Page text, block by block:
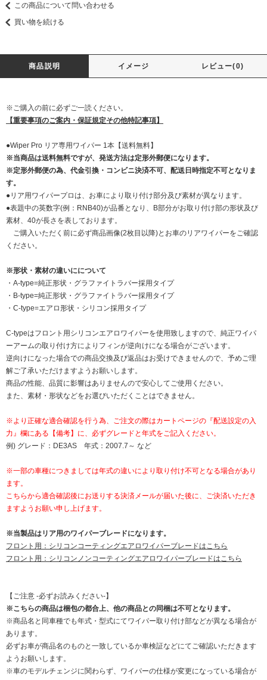
この商品について問い合わせる
買い物を続ける
商品説明 イメージ レビュー(0)
※ご購入の前に必ずご一読ください。
【重要事項のご案内・保証規定その他特記事項】
●Wiper Pro リア専用ワイパー 1本【送料無料】
※当商品は送料無料ですが、発送方法は定形外郵便になります。
※定形外郵便の為、代金引換・コンビニ決済不可、配送日時指定不可となりま
す。
●リア用ワイパープロは、お車により取り付け部分及び素材が異なります。
●表題中の英数字(例：RNB40)が品番となり、B部分がお取り付け部の形状及び
素材、40が長さを表しております。
ご購入いただく前に必ず商品画像(2枚目以降)とお車のリアワイパーをご確認
ください。
※形状・素材の違いにについて
・A-type=純正形状・グラファイトラバー採用タイプ
・B-type=純正形状・グラファイトラバー採用タイプ
・C-type=エアロ形状・シリコン採用タイプ
C-typeはフロント用シリコンエアロワイパーを使用致しますので、純正ワイパ
ーアームの取り付け方によりフィンが逆向けになる場合がございます。
逆向けになった場合での商品交換及び返品はお受けできませんので、予めご理
解ご了承いただけますようお願いします。
商品の性能、品質に影響はありませんので安心してご使用ください。
また、素材・形状などをお選びいただくことはできません。
※より正確な適合確認を行う為、ご注文の際はカートページの『配送設定の入
力』欄にある【備考】に、必ずグレードと年式をご記入ください。
例) グレード：DE3AS 年式：2007.7～ など
※一部の車種につきましては年式の違いにより取り付け不可となる場合があり
ます。
こちらから適合確認後にお送りする決済メールが届いた後に、ご決済いただき
ますようお願い申し上げます。
※当製品はリア用のワイパーブレードになります。
フロント用：シリコンコーティングエアロワイパーブレードはこちら
フロント用：シリコンノンコーティングエアロワイパーブレードはこちら
【ご注意 -必ずお読みください-】
※こちらの商品は梱包の都合上、他の商品との同梱は不可となります。
※商品名と同車種でも年式・型式にてワイパー取り付け部などが異なる場合が
あります。
必ずお車が商品名のものと一致しているか車検証などにてご確認いただきます
ようお願いします。
※車のモデルチェンジに関わらず、ワイパーの仕様が変更になっている場合が